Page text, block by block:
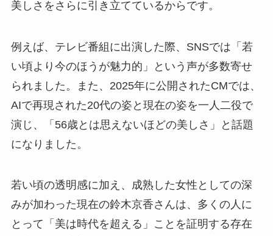
美しさをさらに引き立てているからです。
例えば、テレビ番組に出演した際、SNSでは「若
い頃より今のほうが魅力的」という声が多数寄せ
られました。また、2025年に公開されたCMでは、
AIで再現された20代の姿と現在の姿を一人二役で
演じ、「56歳とは思えないほどの美しさ」と話題
になりました。
若い頃の透明感に加え、成熟した女性としての深
みが加わった現在の鈴木京香さんは、多くの人に
とって「美は時代を超える」ことを証明する存在